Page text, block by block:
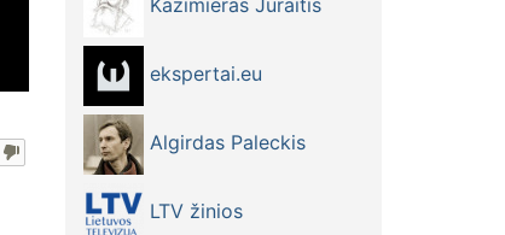
Kazimieras Juraitis
ekspertai.eu
Algirdas Paleckis
LTV žinios